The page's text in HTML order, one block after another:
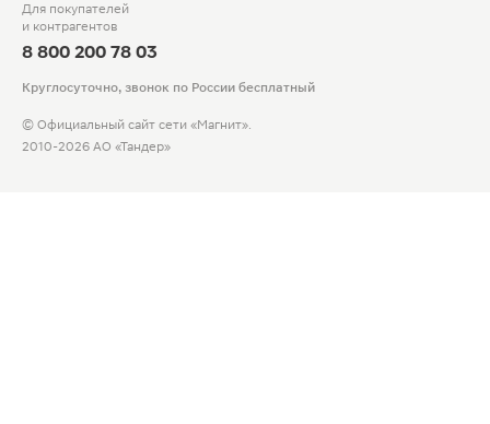
Для покупателей
и контрагентов
8 800 200 78 03
Круглосуточно, звонок по России бесплатный
© Официальный сайт сети «Магнит».
2010-2026 АО «Тандер»